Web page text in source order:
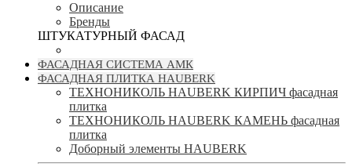
Описание
Бренды
ШТУКАТУРНЫЙ ФАСАД
ФАСАДНАЯ СИСТЕМА АМК
ФАСАДНАЯ ПЛИТКА HAUBERK
ТЕХНОНИКОЛЬ HAUBERK КИРПИЧ фасадная
плитка
ТЕХНОНИКОЛЬ HAUBERK КАМЕНЬ фасадная
плитка
Доборный элементы HAUBERK